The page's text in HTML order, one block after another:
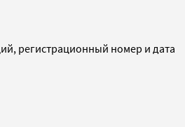
регистрационный номер и дата